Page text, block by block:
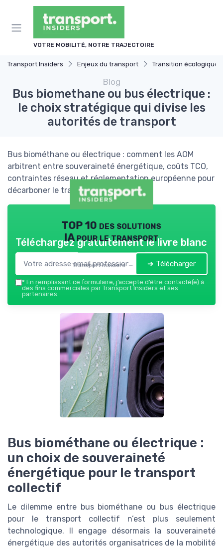
VOTRE MOBILITÉ, NOTRE TRAJECTOIRE
Transport Insiders Enjeux du transport Transition écologique
Blog
Bus biomethane ou bus électrique :
le choix stratégique qui divise les
autorités de transport
Bus biométhane ou électrique : comment les AOM
arbitrent entre souveraineté énergétique, coûts TCO,
contraintes réseau et réglementation européenne pour
décarboner le transport collectif.
TOP 10 des solutions
IA pour le transport
Transport Insiders — 2026
Téléchargez gratuitement le livre blanc
➔ Télécharger
* En remplissant ce formulaire, j’accepte d’être contacté(e) à
des fins commerciales par Transport Insiders et ses
partenaires.
Bus biométhane ou électrique :
un choix de souveraineté
énergétique pour le transport
collectif
Le dilemme entre bus biométhane ou bus électrique
pour le transport collectif n’est plus seulement
technologique. Il engage désormais la souveraineté
énergétique des autorités organisatrices de la mobilité
Panneau de gestion des cookies